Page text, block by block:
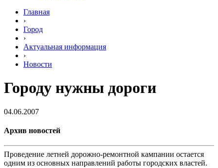
Главная
›
Город
›
Актуальная информация
›
Новости
Городу нужны дороги
04.06.2007
Архив новостей
Проведение летней дорожно-ремонтной кампании остается
одним из основных направлений работы городских властей.